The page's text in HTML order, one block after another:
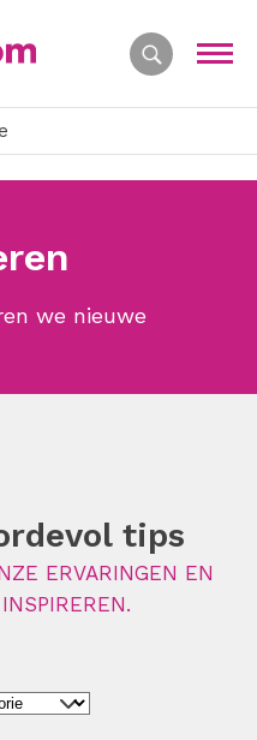
we nieuwe
tips
ERVARINGEN EN